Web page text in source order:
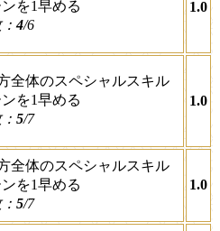
を1早める
4/6
1.0
方全体のスペシャルスキル
を1早める
5/7
1.0
方全体のスペシャルスキル
を1早める
5/7
1.0